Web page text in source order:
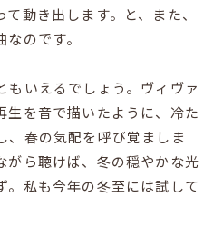
動き出します。と、また、
のです。
もいえるでしょう。ヴィヴァ
生を音で描いたように、冷た
、春の気配を呼び覚ましま
がら聴けば、冬の穏やかな光
。私も今年の冬至には試して